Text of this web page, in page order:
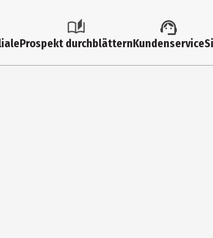
Kindergartenkinder|Grundschüler
Prospekt durchblätternKundenservice